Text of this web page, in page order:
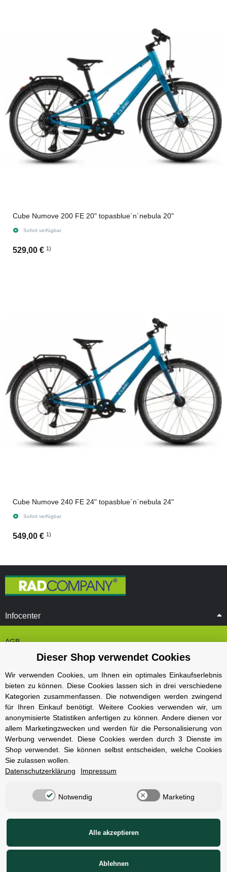
Cube Numove 200 FE 20" topasblue´n´nebula 20"
Sofort verfügbar
529,00 € 1)
Cube Numove 240 FE 24" topasblue´n´nebula 24"
Sofort verfügbar
549,00 € 1)
Infocenter
AGB
Cookie Einstelungen
Datenschutz
Impressum
Kontakt und Öffnungszeiten
Versand und Zahlungsarten
Widerrufsbelehrung
Radcompany
Berlin Schöneberg
Cube Store Berlin Marienfelde
Dieser Shop verwendet Cookies
Wir verwenden Cookies, um Ihnen ein optimales Einkaufserlebnis
bieten zu können. Diese Cookies lassen sich in drei verschiedene
Kategorien zusammenfassen. Die notwendigen werden zwingend
für Ihren Einkauf benötigt. Weitere Cookies verwenden wir, um
anonymisierte Statistiken anfertigen zu können. Andere dienen vor
allem Marketingzwecken und werden für die Personalisierung von
Werbung verwendet. Diese Cookies werden durch 3 Dienste im
Shop verwendet. Sie können selbst entscheiden, welche Cookies
Sie zulassen wollen.
Datenschutzerklärung
Impressum
Notwendig Marketing
Alle akzeptieren
Ablehnen